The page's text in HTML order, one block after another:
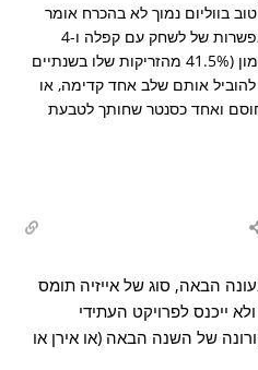
בווליום נמוך לא בהכרח אומר
שיזרוק טוב בווליום גבוה. האפשרות של לשחק עם קפלה ו-4
שחקני חוץ או עם קולינס ודדמון (41.5% מהזריקות שלו בשנתיים
להוביל אותם שלב אחד קדימה, או
ואחד כסנטר שחותך לטבעת
הבאה, סוג של אייזיה תומס
ייכנס לפרויקט העתידי
של השנה הבאה (או אירן או